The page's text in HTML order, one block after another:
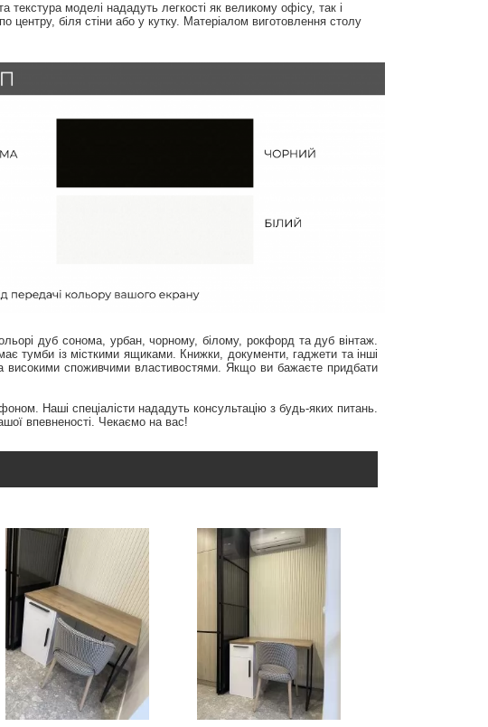
текстура моделі нададуть легкості як великому офісу, так і
біля стіни або у кутку. Матеріалом виготовлення столу
дуб сонома, урбан, чорному, білому, рокфорд та дуб вінтаж.
тумби із місткими ящиками. Книжки, документи, гаджети та інші
високими споживчими властивостями. Якщо ви бажаєте придбати
Наші спеціалісти нададуть консультацію з будь-яких питань.
впевненості. Чекаємо на вас!